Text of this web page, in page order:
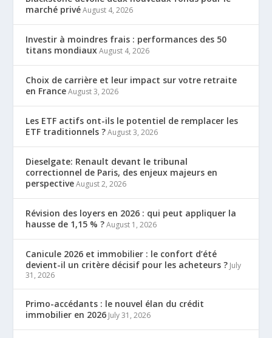
marché privé August 4, 2026
Investir à moindres frais : performances des 50
titans mondiaux August 4, 2026
Choix de carrière et leur impact sur votre retraite
en France August 3, 2026
Les ETF actifs ont-ils le potentiel de remplacer les
ETF traditionnels ? August 3, 2026
Dieselgate: Renault devant le tribunal
correctionnel de Paris, des enjeux majeurs en
perspective August 2, 2026
Révision des loyers en 2026 : qui peut appliquer la
hausse de 1,15 % ? August 1, 2026
Canicule 2026 et immobilier : le confort d’été
devient-il un critère décisif pour les acheteurs ? July
31, 2026
Primo-accédants : le nouvel élan du crédit
immobilier en 2026 July 31, 2026